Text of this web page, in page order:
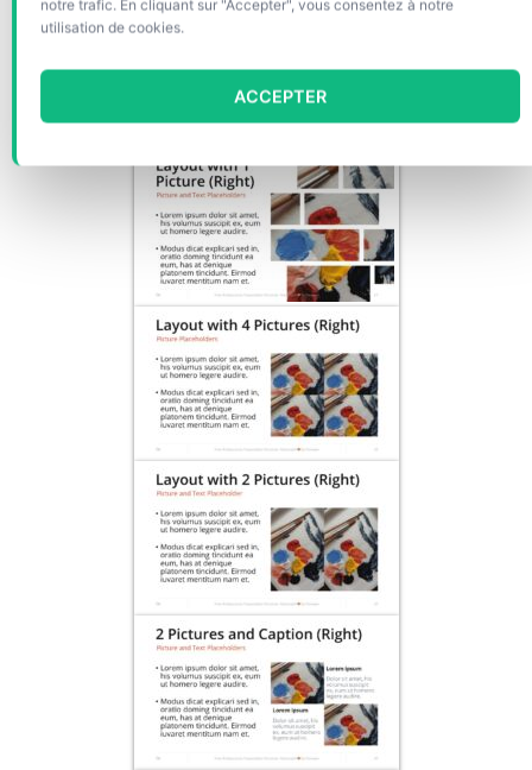
notre trafic. En cliquant sur "Accepter", vous consentez à notre
utilisation de cookies.
ACCEPTER